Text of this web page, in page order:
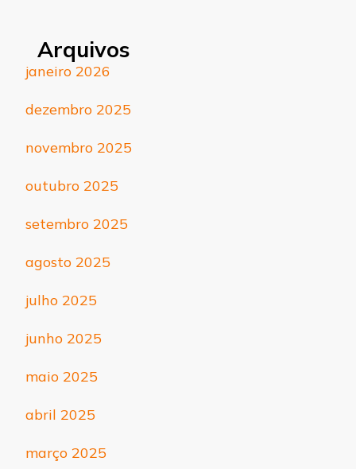
Arquivos
janeiro 2026
dezembro 2025
novembro 2025
outubro 2025
setembro 2025
agosto 2025
julho 2025
junho 2025
maio 2025
abril 2025
março 2025